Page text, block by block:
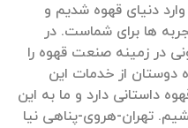
وارد دنیای قهوه شدیم و
ها برای شماست. در
در زمینه صنعت قهوه را
دوستان از خدمات این
داستانی دارد و ما به این
تهران-هروی-پناهی نیا